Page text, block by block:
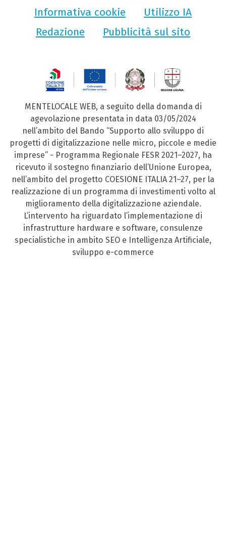
Informativa cookie
Utilizzo IA
Redazione
Pubblicità sul sito
MENTELOCALE WEB, a seguito della domanda di
agevolazione presentata in data 03/05/2024
nell’ambito del Bando “Supporto allo sviluppo di
progetti di digitalizzazione nelle micro, piccole e medie
imprese” - Programma Regionale FESR 2021–2027, ha
ricevuto il sostegno finanziario dell’Unione Europea,
nell’ambito del progetto COESIONE ITALIA 21–27, per la
realizzazione di un programma di investimenti volto al
miglioramento della digitalizzazione aziendale.
L’intervento ha riguardato l’implementazione di
infrastrutture hardware e software, consulenze
specialistiche in ambito SEO e Intelligenza Artificiale,
sviluppo e-commerce